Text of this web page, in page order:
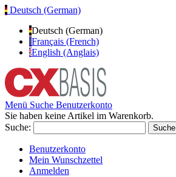
Deutsch (German)
Deutsch (German)
Français (French)
English (Anglais)
Menü Suche Benutzerkonto
Sie haben keine Artikel im Warenkorb.
Suche:
Suche
Benutzerkonto
Mein Wunschzettel
Anmelden